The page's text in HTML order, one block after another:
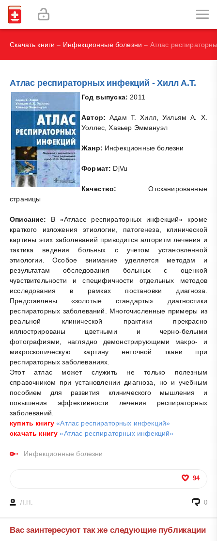
И.В., Брегель Л.В., Субботин В.М.
Фокин В. А.
Скачать книги – Инфекционные болезни – Атлас
Атлас респираторных инфекций - Хилл А.Т.
Год выпуска: 2011
Автор: Адам Т. Хилл, Уильям А. X.
Уоллес, Хавьер Эммануэл
Жанр: Инфекционные болезни
Формат: DjVu
Качество:Отсканированные
страницы
Описание: В «Атласе респираторных инфекций» кроме
краткого изложения этиологии, патогенеза, клинической
картины этих заболеваний приводится алгоритм лечения и
тактика ведения больных с учетом установленной
этиологии. Особое внимание уделяется методам и
результатам обследования больных с оценкой
чувствительности и специфичности отдельных методов
исследования в рамках постановки диагноза.
Представлены «золотые стандарты» диагностики
респираторных заболеваний. Многочисленные примеры из
реальной клинической практики прекрасно
иллюстрированы цветными и черно-белыми
фотографиями, наглядно демонстрирующими макро- и
микроскопическую картину неточной ткани при
респираторных заболеваниях.
Этот атлас может служить не только полезным
справочником при установлении диагноза, но и учебным
пособием для развития клинического мышления и
повышения эффективности лечения респираторных
заболеваний.
купить книгу «Атлас респираторных инфекций»
скачать книгу «Атлас респираторных инфекций»
Инфекционные болезни
94
Л.Н. 0
Вас заинтересуют так же следующие публикации